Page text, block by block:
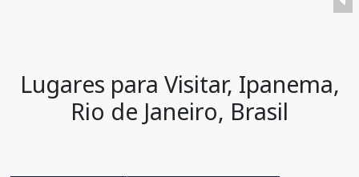
Lugares para Visitar, Ipanema,
Rio de Janeiro, Brasil